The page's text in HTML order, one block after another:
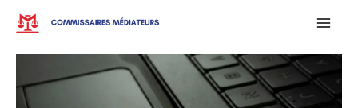
Aller
contenu